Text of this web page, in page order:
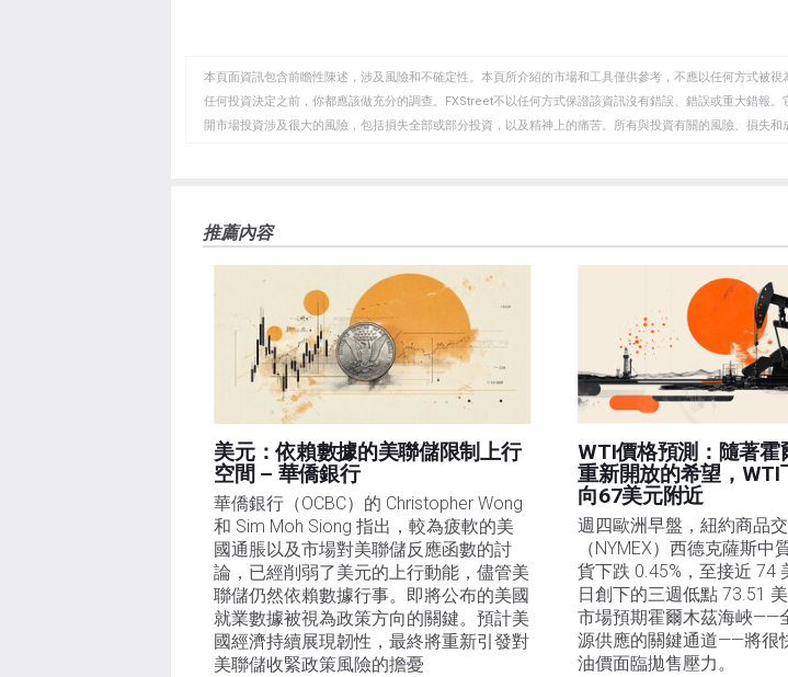
WhatsAppTelegram
剪
貼
板
本頁面資訊包含前瞻性陳述，涉及風險和不確定性。本頁所介紹的市場和工具僅供參考，不應以任何方式被
任何投資決定之前，你都應該做充分的調查。FXStreet不以任何方式保證該資訊沒有錯誤、錯誤或重大錯報
開市場投資涉及很大的風險，包括損失全部或部分投資，以及精神上的痛苦。所有與投資有關的風險、損失
FXStreet和作者不提供個性化的建議。作者對該資訊的準確性、完整性或適用性不作任何陳述。FXStreet和作
失，傷害或損害由此資訊及其顯示或使用引起的。錯誤和遺漏除外。本文作者和FXStreet並非註冊投資顧問
推薦內容
美元：依賴數據的美聯儲限制上行
空間 – 華僑銀行
華僑銀行（OCBC）的 Christopher Wong
和 Sim Moh Siong 指出，較為疲軟的美
國通脹以及市場對美聯儲反應函數的討
論，已經削弱了美元的上行動能，儘管美
聯儲仍然依賴數據行事。即將公布的美國
就業數據被視為政策方向的關鍵。預計美
國經濟持續展現韌性，最終將重新引發對
美聯儲收緊政策風險的擔憂
WTI價格預測：隨著霍
重新開放的希望，WTI
向67美元附近
週四歐洲早盤，紐約商品
（NYMEX）西德克薩斯中
貨下跌 0.45%，至接近 74
日創下的三週低點 73.51
市場預期霍爾木茲海峽——
源供應的關鍵通道——將很
油價面臨拋售壓力。